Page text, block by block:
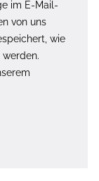
im E-Mail-
von uns
wie